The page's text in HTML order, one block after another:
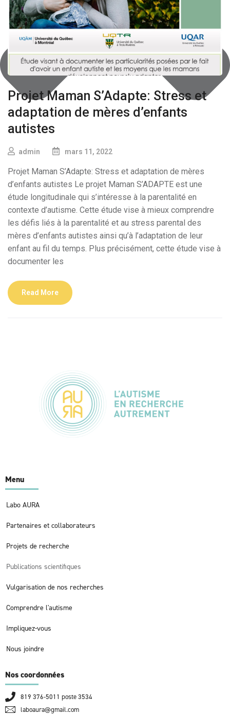
Projet Maman S’Adapte: Stress et
adaptation de mères d’enfants
autistes
admin mars 11, 2022
Projet Maman S’Adapte: Stress et adaptation de mères
d’enfants autistes Le projet Maman S’ADAPTE est une
étude longitudinale qui s’intéresse à la parentalité en
contexte d’autisme. Cette étude vise à mieux comprendre
les défis liés à la parentalité et au stress parental des
mères d’enfants autistes ainsi qu’à l’adaptation de leur
enfant au fil du temps. Plus précisément, cette étude vise à
documenter les
Read More
Menu
Labo AURA
Partenaires et collaborateurs
Projets de recherche
Publications scientifiques
Vulgarisation de nos recherches
Comprendre l'autisme
Impliquez-vous
Nous joindre
Nos coordonnées
819 376-5011 poste 3534
laboaura@gmail.com